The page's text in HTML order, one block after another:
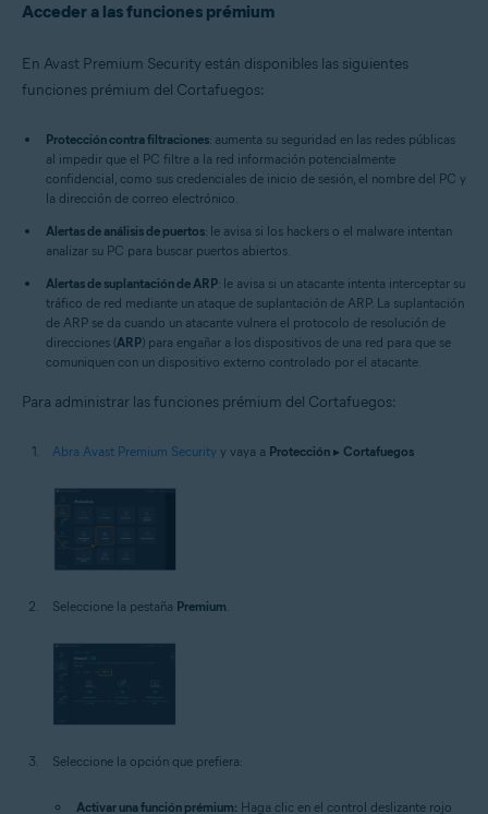
Acceder a las funciones prémium
En Avast Premium Security están disponibles las siguientes
funciones prémium del Cortafuegos:
Protección contra filtraciones: aumenta su seguridad en las redes públicas
al impedir que el PC filtre a la red información potencialmente
confidencial, como sus credenciales de inicio de sesión, el nombre del PC y
la dirección de correo electrónico.
Alertas de análisis de puertos: le avisa si los hackers o el malware intentan
analizar su PC para buscar puertos abiertos.
Alertas de suplantación de ARP: le avisa si un atacante intenta interceptar su
tráfico de red mediante un ataque de suplantación de ARP. La suplantación
de ARP se da cuando un atacante vulnera el protocolo de resolución de
direcciones (ARP) para engañar a los dispositivos de una red para que se
comuniquen con un dispositivo externo controlado por el atacante.
Para administrar las funciones prémium del Cortafuegos:
Abra Avast Premium Security y vaya a Protección ▸ Cortafuegos
Seleccione la pestaña Premium
Seleccione la opción que prefiera:
Activar una función prémium: Haga clic en el control deslizante rojo